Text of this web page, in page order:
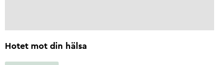
Hotet mot din hälsa